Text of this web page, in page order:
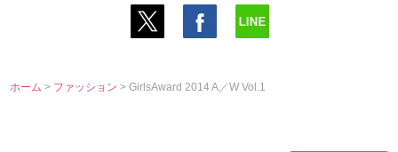
ホーム > ファッション> GirlsAward 2014 A／W Vol.1